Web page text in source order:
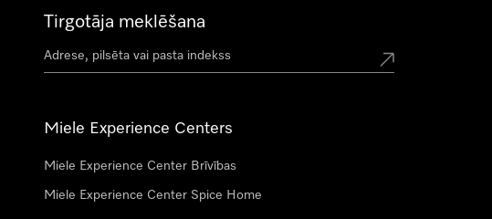
Tirgotāja meklēšana
Miele Experience Centers
Miele Experience Center Brīvības
Miele Experience Center Spice Home